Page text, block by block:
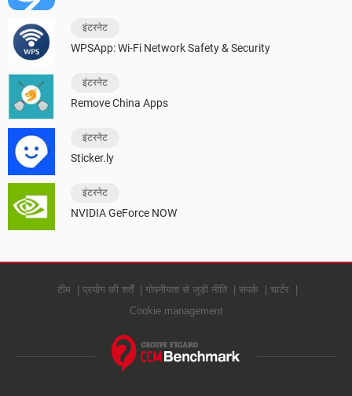
इंटरनेट
WPSApp: Wi-Fi Network Safety & Security
इंटरनेट
Remove China Apps
इंटरनेट
Sticker.ly
इंटरनेट
NVIDIA GeForce NOW
टीम प्रयोग की शर्तें गोपनीयता से जुड़ी नीति संपर्क
चार्टर
Cookie management